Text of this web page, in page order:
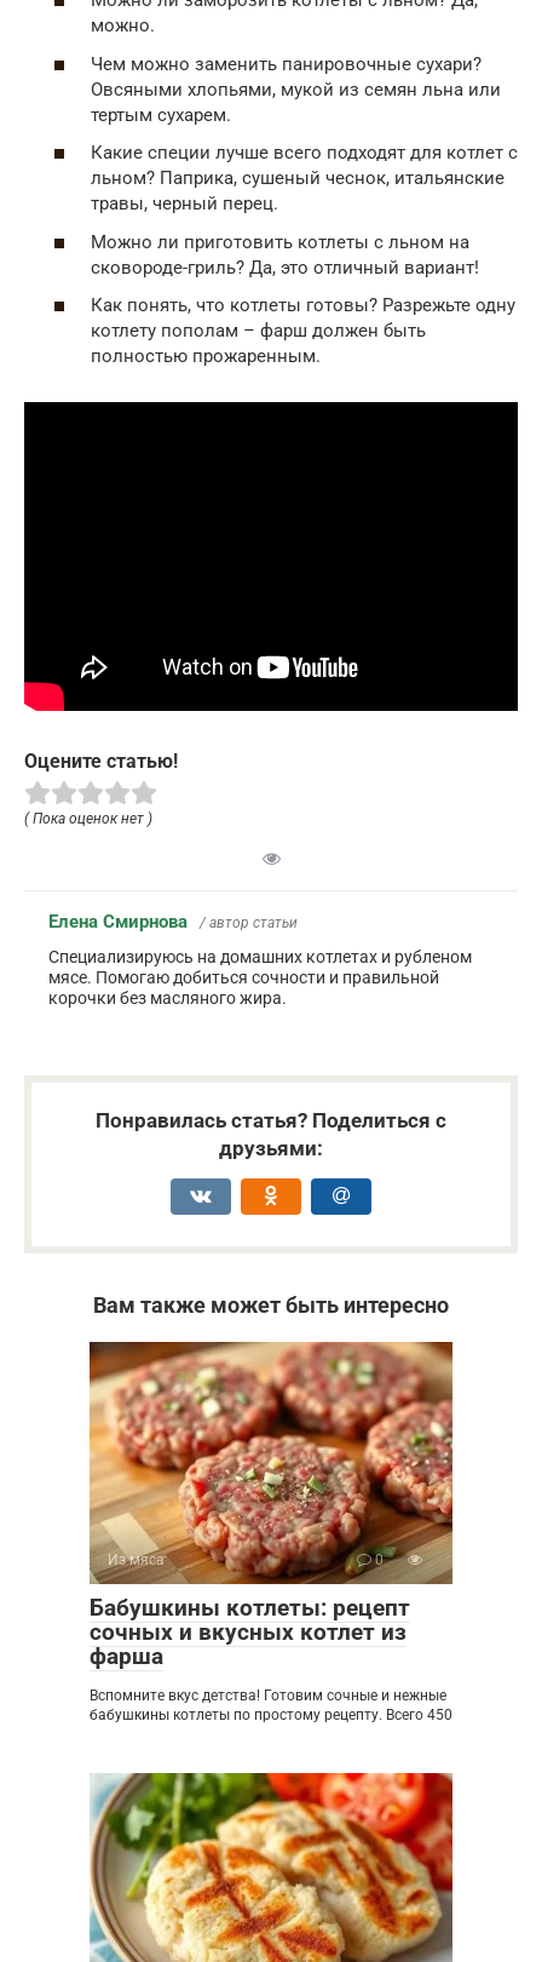
можно.
Чем можно заменить панировочные сухари?
Овсяными хлопьями, мукой из семян льна или
тертым сухарем.
Какие специи лучше всего подходят для котлет с
льном? Паприка, сушеный чеснок, итальянские
травы, черный перец.
Можно ли приготовить котлеты с льном на
сковороде-гриль? Да, это отличный вариант!
Как понять, что котлеты готовы? Разрежьте одну
котлету пополам – фарш должен быть
полностью прожаренным.
Оцените статью!
( Пока оценок нет )
Елена Смирнова / автор статьи
Специализируюсь на домашних котлетах и рубленом
мясе. Помогаю добиться сочности и правильной
корочки без масляного жира.
Понравилась статья? Поделиться с
друзьями:
Вам также может быть интересно
Из мяса 0
Бабушкины котлеты: рецепт
сочных и вкусных котлет из
фарша
Вспомните вкус детства! Готовим сочные и нежные
бабушкины котлеты по простому рецепту. Всего 450